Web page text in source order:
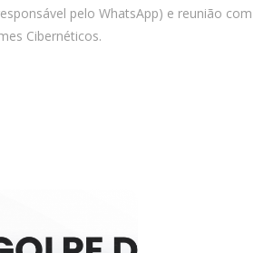
pelo WhatsApp) e reunião
Cibernéticos.